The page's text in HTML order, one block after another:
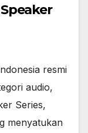
resmi
audio,
Series,
menyatukan